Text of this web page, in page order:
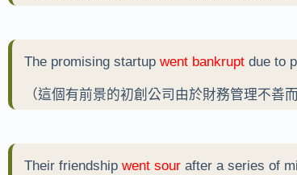
The promising startup went bankrupt due to
（這個有前景的初創公司由於財務管理不善
Their friendship went sour after a series of